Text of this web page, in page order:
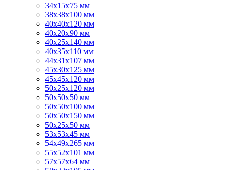
34х15х75 мм
38х38х100 мм
40х40х120 мм
40х20х90 мм
40х25х140 мм
40х35х110 мм
44х31х107 мм
45х30х125 мм
45х45х120 мм
50х25х120 мм
50х50х50 мм
50х50х100 мм
50х50х150 мм
50х25х50 мм
53х53х45 мм
54х49х265 мм
55х52х101 мм
57х57х64 мм